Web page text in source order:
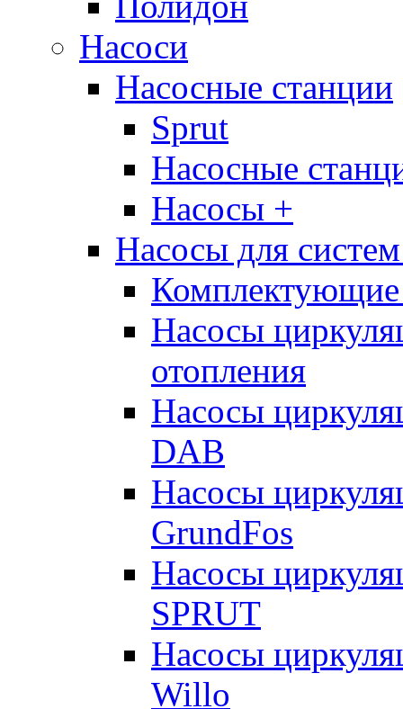
Насоси
Насосные станции
Sprut
Насосные
Насосы +
Насосы для
Комплектующие
Насосы
отопления
Насосы
DAB
Насосы
GrundFos
Насосы
SPRUT
Насосы
Willo